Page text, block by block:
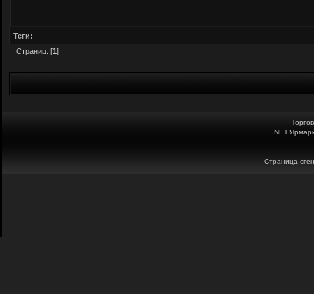
Теги:
Страниц: [1]
Страница